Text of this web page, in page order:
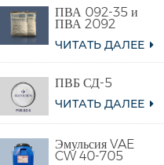
ПВА 092-35 и
ПВА 2092
ЧИТАТЬ ДАЛЕЕ
ПВБ СД-5
ЧИТАТЬ ДАЛЕЕ
Эмульсия VAE
CW 40-705